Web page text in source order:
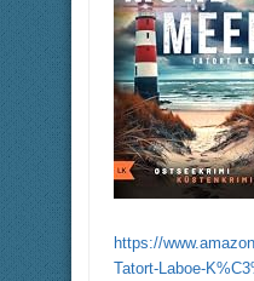
https://
Tatort-Laboe-